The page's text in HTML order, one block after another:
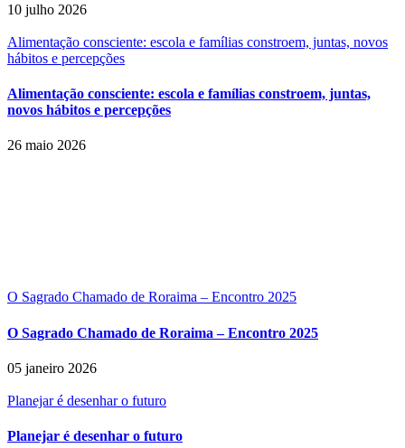
10 julho 2026
Alimentação consciente: escola e famílias constroem, juntas, novos
hábitos e percepções
Alimentação consciente: escola e famílias constroem, juntas,
novos hábitos e percepções
26 maio 2026
O Sagrado Chamado de Roraima – Encontro 2025
O Sagrado Chamado de Roraima – Encontro 2025
05 janeiro 2026
Planejar é desenhar o futuro
Planejar é desenhar o futuro